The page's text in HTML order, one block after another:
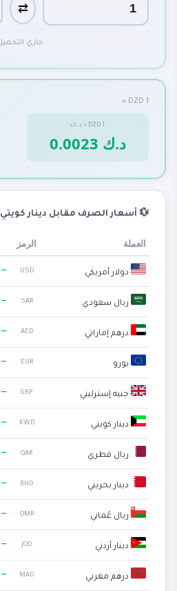
⇄
جاري التحميل...
1 DZD =
1
DZD
= د.ك
0.0023 د.ك
💱 أسعار الصرف مقابل دينار كويتي
العملة الرمز
دولار أمريكي USD
—
ريال سعودي SAR
—
درهم إماراتي AED
—
يورو EUR
—
جنيه إسترليني GBP
—
دينار كويتي KWD
—
ريال قطري QAR
—
دينار بحريني BHD
—
ريال عُماني OMR
—
دينار أردني JOD
—
درهم مغربي MAD
—